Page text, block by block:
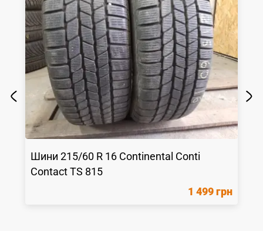
Шини215/60 R 16 Continental Conti
Contact TS 815
1 499 грн